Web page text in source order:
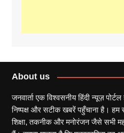
About us
जनवार्ता एक विश्वसनीय हिंदी न्यूज़
निष्पक्ष और सटीक खबरें पहुँचाना है। हम
शिक्षा, तकनीक और मनोरंजन जैसे सभी